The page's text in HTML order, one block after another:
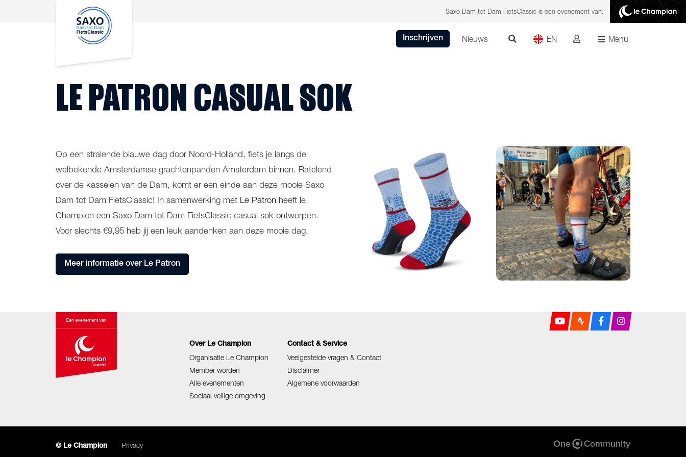
Saxo Dam tot Dam FietsClassic is een evenement van:
Inschrijven Nieuws EN Menu
LE PATRON CASUAL SOK
Op een stralende blauwe dag door Noord-Holland, fiets je langs de
welbekende Amsterdamse grachtenpanden Amsterdam binnen. Ratelend
over de kasseien van de Dam, komt er een einde aan deze mooie Saxo
Dam tot Dam FietsClassic! In samenwerking met Le Patron heeft le
Champion een Saxo Dam tot Dam FietsClassic casual sok ontworpen.
Voor slechts €9,95 heb jij een leuk aandenken aan deze mooie dag.
Meer informatie over Le Patron
Over Le Champion
Organisatie Le Champion
Member worden
Alle evenementen
Sociaal veilige omgeving
Contact & Service
Veelgestelde vragen & Contact
Disclaimer
Algemene voorwaarden
© Le Champion Privacy